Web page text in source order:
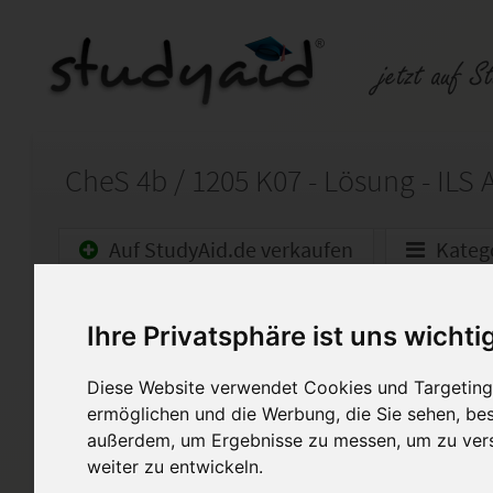
Ihre Privatsphäre ist uns
Diese Website verwendet Cookies und
ermöglichen und die Werbung, die Sie sehen,
außerdem, um Ergebnisse zu messen, um zu
weiter zu entwickeln.
Auf StudyAid.de verkaufen
Einsendeaufgabe des
Lösung für das Heft : CheS 4b
Allgemeine Chemie
Das chemische